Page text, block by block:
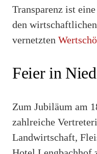
Transparenz ist
den
vernetzten
Feier in
Zum Jubiläum am
zahlreiche
Landwirtschaft,